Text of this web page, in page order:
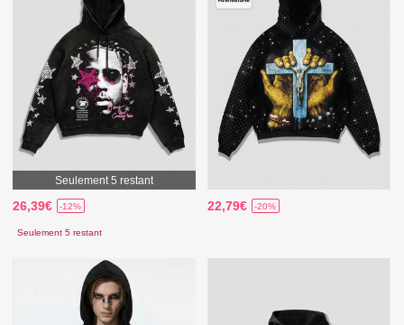
Seulement 5 restant
26,39€ -12%
Seulement 5 restant
22,79€ -20%